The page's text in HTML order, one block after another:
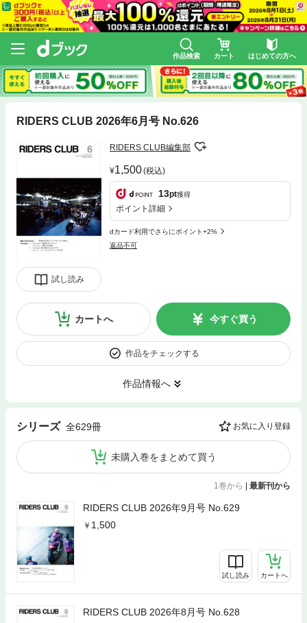
作品検索 カート はじめての方へ
RIDERS CLUB 2026年6月号 No.626
試し読み
RIDERS CLUB編集部
1,500(税込)
13pt獲得
ポイント詳細
dカード利用でさらにポイント+2%
返品不可
カートへ 今すぐ買う
作品をチェックする
作品情報へ
シリーズ 全629冊 お気に入り登録
未購入巻をまとめて買う
1巻から | 最新刊から
RIDERS CLUB 2026年9月号 No.629
1,500
試し読み カートへ
RIDERS CLUB 2026年8月号 No.628